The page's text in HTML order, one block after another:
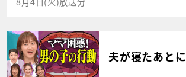
夫が寝たあとに